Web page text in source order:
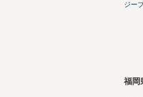
ジー
福岡